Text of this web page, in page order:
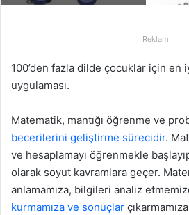
n
e
m
Reklam
100’den fazla dilde çocuklar için en
uygulaması.
Matematik, mantığı öğrenme ve
becerilerini geliştirme sürecidir.
ve hesaplamayı öğrenmekle
olarak soyut kavramlara geçer.
anlamamıza, bilgileri analiz
kurmamıza ve sonuçlar